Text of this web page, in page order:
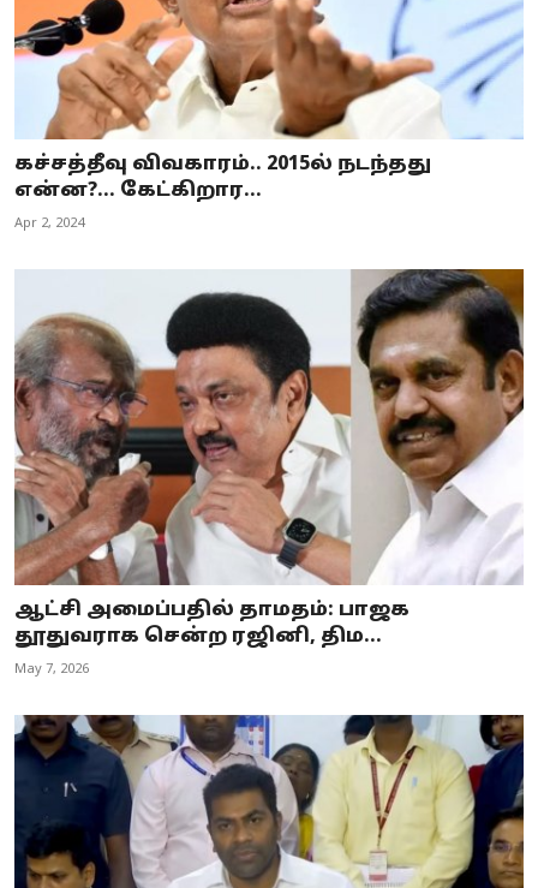
கச்சத்தீவு விவகாரம்.. 2015ல் நடந்தது
என்ன?... கேட்கிறார...
Apr 2, 2024
ஆட்சி அமைப்பதில் தாமதம்: பாஜக
தூதுவராக சென்ற ரஜினி, திம...
May 7, 2026